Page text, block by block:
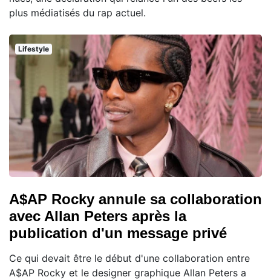
plus médiatisés du rap actuel.
Lifestyle
A$AP Rocky annule sa collaboration
avec Allan Peters après la
publication d'un message privé
Ce qui devait être le début d'une collaboration entre
A$AP Rocky et le designer graphique Allan Peters a